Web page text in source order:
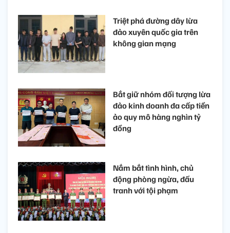
Triệt phá đường dây lừa
đảo xuyên quốc gia trên
không gian mạng
Bắt giữ nhóm đối tượng lừa
đảo kinh doanh đa cấp tiền
ảo quy mô hàng nghìn tỷ
đồng
Nắm bắt tình hình, chủ
động phòng ngừa, đấu
tranh với tội phạm